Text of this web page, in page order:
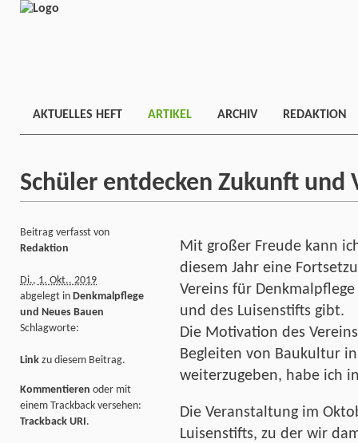
AKTUELLES HEFT ARTIKEL ARCHIV REDAKTION
Schüler entdecken Zukunft und
Mit großer Freude kann
diesem Jahr eine
Vereins für
und des Luisenstifts gibt.
Die Motivation des
Begleiten von Baukultur
weiterzugeben, habe ich
Die Veranstaltung im
Luisenstifts, zu der wir
Beitrag verfasst von
Redaktion
Di., 1. Okt.. 2019
abgelegt in Denkmalpflege
und Neues Bauen
Schlagworte:
Link zu diesem Beitrag.
Kommentieren oder mit
einem Trackback versehen:
Trackback URI.